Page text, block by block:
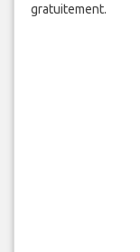
gratuitement.